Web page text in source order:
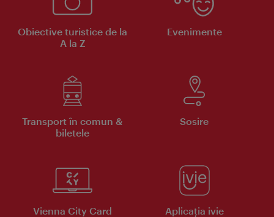
Obiective turistice de la
A la Z
Evenimente
Transport în comun &
biletele
Sosire
Vienna City Card Aplicaţia ivie